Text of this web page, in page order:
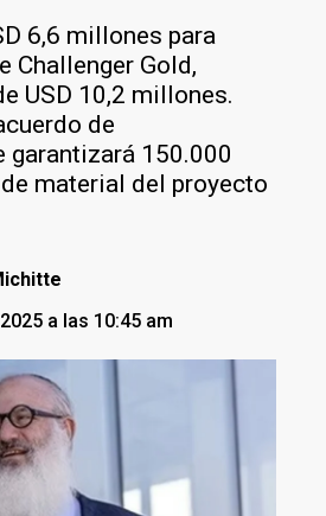
6,6 millones para
Challenger Gold,
USD 10,2 millones.
de
garantizará 150.000
material del proyecto
a las 10:45 am